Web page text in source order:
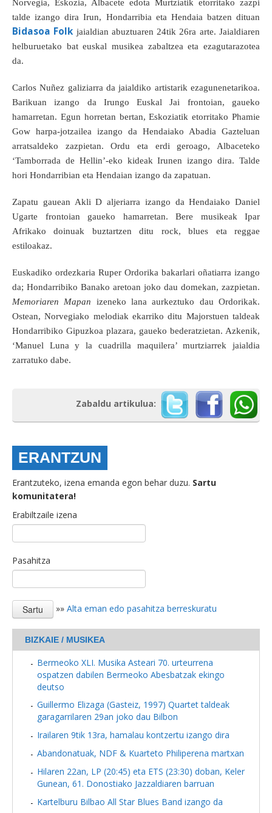
Norvegia, Eskozia, Albacete edota Murtziatik etorritako zazpi
talde izango dira Irun, Hondarribia eta Hendaia batzen dituan
Bidasoa Folk jaialdian abuztuaren 24tik 26ra arte. Jaialdiaren
helburuetako bat euskal musikea zabaltzea eta ezagutarazotea
da.
Carlos Nuñez galiziarra da jaialdiko artistarik ezagunenetarikoa.
Barikuan izango da Irungo Euskal Jai frontoian, gaueko
hamarretan. Egun horretan bertan, Eskoziatik etorritako Phamie
Gow harpa-jotzailea izango da Hendaiako Abadia Gazteluan
arratsaldeko zazpietan. Ordu eta erdi geroago, Albaceteko
‘Tamborrada de Hellin’-eko kideak Irunen izango dira. Talde
hori Hondarribian eta Hendaian izango da zapatuan.
Zapatu gauean Akli D aljeriarra izango da Hendaiako Daniel
Ugarte frontoian gaueko hamarretan. Bere musikeak Ipar
Afrikako doinuak buztartzen ditu rock, blues eta reggae
estiloakaz.
Euskadiko ordezkaria Ruper Ordorika bakarlari oñatiarra izango
da; Hondarribiko Banako aretoan joko dau domekan, zazpietan.
Memoriaren Mapan izeneko lana aurkeztuko dau Ordorikak.
Ostean, Norvegiako melodiak ekarriko ditu Majorstuen taldeak
Hondarribiko Gipuzkoa plazara, gaueko bederatzietan. Azkenik,
‘Manuel Luna y la cuadrilla maquilera’ murtziarrek jaialdia
zarratuko dabe.
Zabaldu artikulua:
ERANTZUN
Erantzuteko, izena emanda egon behar duzu. Sartu
komunitatera!
Erabiltzaile izena
Pasahitza
»» Alta eman edo pasahitza berreskuratu
BIZKAIE / MUSIKEA
Bermeoko XLI. Musika Asteari 70. urteurrena
ospatzen dabilen Bermeoko Abesbatzak ekingo
deutso
Guillermo Elizaga (Gasteiz, 1997) Quartet taldeak
garagarrilaren 29an joko dau Bilbon
Irailaren 9tik 13ra, hamalau kontzertu izango dira
Abandonatuak, NDF & Kuarteto Philiperena martxan
Hilaren 22an, LP (20:45) eta ETS (23:30) doban, Keler
Gunean, 61. Donostiako Jazzaldiaren barruan
Kartelburu Bilbao All Star Blues Band izango da